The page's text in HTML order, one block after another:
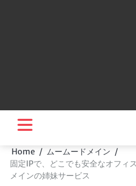
Home
ムームードメイン
固定IPで、どこでも安全なオフ
メインの姉妹サービス